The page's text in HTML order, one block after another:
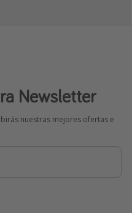
Newsletter
nuestras mejores ofertas e